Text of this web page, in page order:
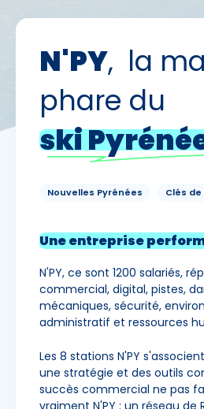
N'PY, la
phare du
ski
Nouvelles Pyrénées Clés
Une entreprise
N'PY, ce sont 1200 salariés,
commercial, digital, pistes,
mécaniques, sécurité,
administratif et ressources
Les 8 stations N'PY
une stratégie et des outils
succès commercial ne pas
vraiment N'PY : un réseau de